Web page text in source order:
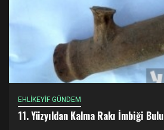
EHLİKEYİF GÜNDEM
11. Yüzyıldan Kalma Rakı İmbiği